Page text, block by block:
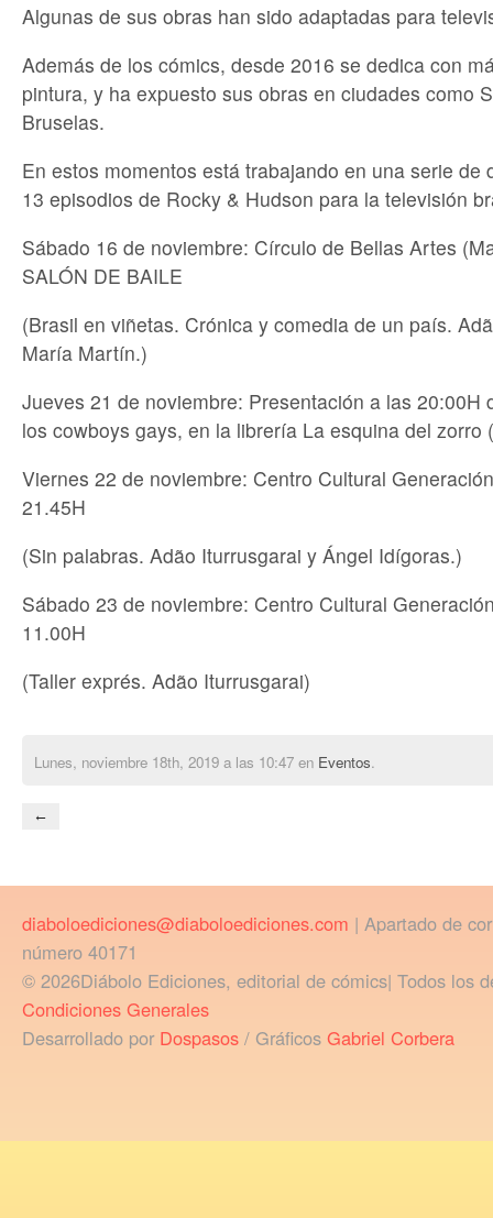
Algunas de sus obras han sido adaptadas para
Además de los cómics, desde 2016 se dedica con
pintura, y ha expuesto sus obras en ciudades como
Bruselas.
En estos momentos está trabajando en una serie de
13 episodios de Rocky & Hudson para la televisión
Sábado 16 de noviembre: Círculo de Bellas Artes
SALÓN DE BAILE
(Brasil en viñetas. Crónica y comedia de un país.
María Martín.)
Jueves 21 de noviembre: Presentación a las 20:00H
los cowboys gays, en la librería La esquina del zorro
Viernes 22 de noviembre: Centro Cultural
21.45H
(Sin palabras. Adão Iturrusgarai y Ángel Idígoras.)
Sábado 23 de noviembre: Centro Cultural
11.00H
(Taller exprés. Adão Iturrusgarai)
Lunes, noviembre 18th, 2019 a las 10:47 en Eventos.
←
diaboloediciones@diaboloediciones.com | Apartado de
número 40171
© 2026Diábolo Ediciones, editorial de cómics| Todos los
Condiciones Generales
Desarrollado por Dospasos / Gráficos Gabriel Corbera